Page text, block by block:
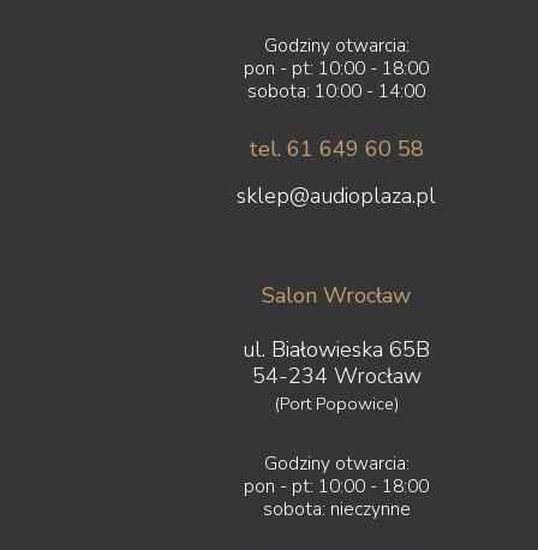
Godziny otwarcia:
pon - pt: 10:00 - 18:00
sobota: 10:00 - 14:00
tel. 61 649 60 58
sklep@audioplaza.pl
Salon Wrocław
ul. Białowieska 65B
54-234 Wrocław
(Port Popowice)
Godziny otwarcia:
pon - pt: 10:00 - 18:00
sobota: nieczynne